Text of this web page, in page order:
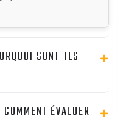
SONT-ILS
ÉVALUER